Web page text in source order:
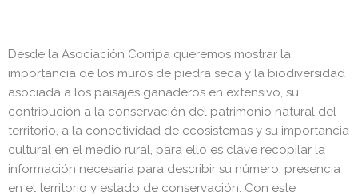
Desde la Asociación Corripa queremos mostrar la
importancia de los muros de piedra seca y la biodiversidad
asociada a los paisajes ganaderos en extensivo, su
contribución a la conservación del patrimonio natural del
territorio, a la conectividad de ecosistemas y su importancia
cultural en el medio rural, para ello es clave recopilar la
información necesaria para describir su número, presencia
en el territorio y estado de conservación. Con este